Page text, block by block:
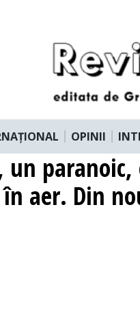
OPINII
un
aer. Din